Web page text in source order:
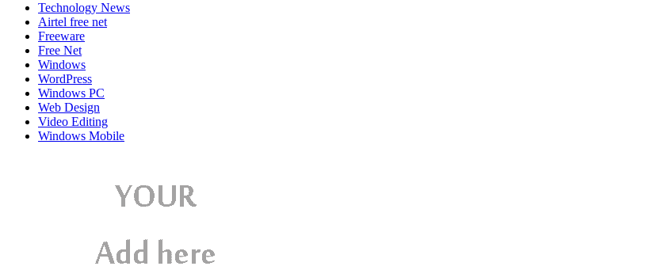
Technology News
Airtel free net
Freeware
Free Net
Windows
WordPress
Windows PC
Web Design
Video Editing
Windows Mobile